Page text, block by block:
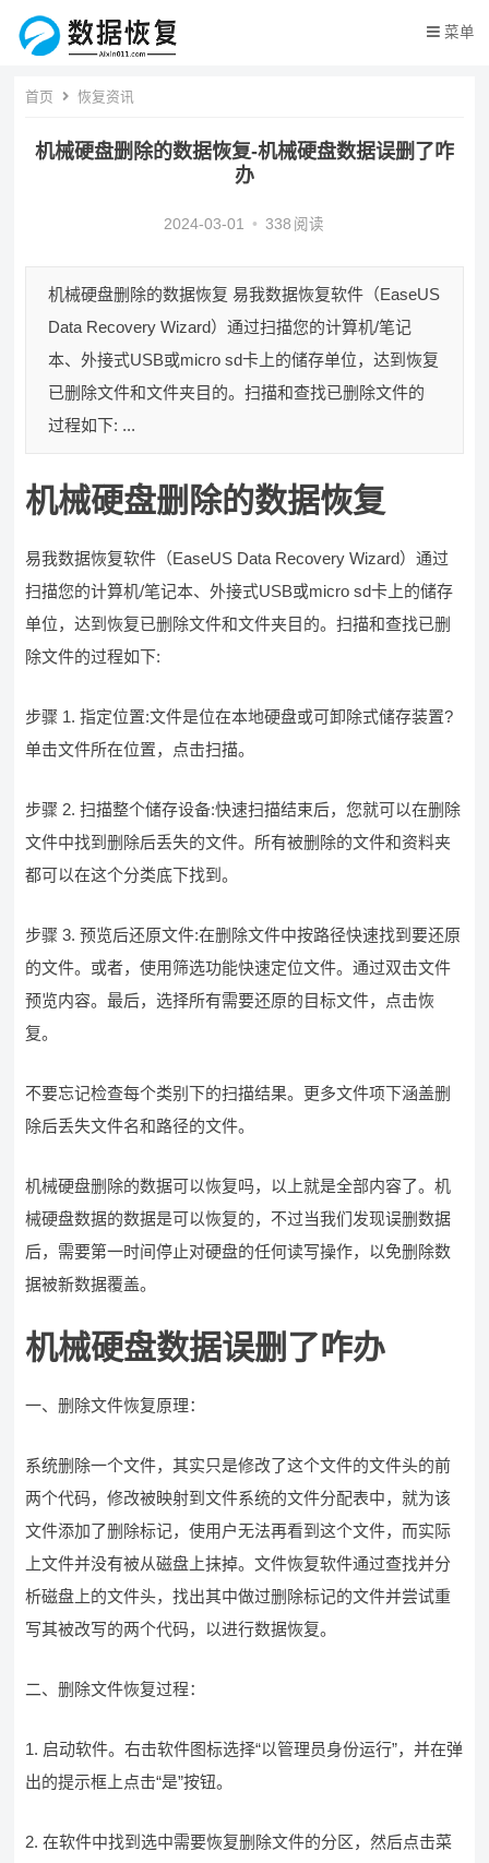
菜单
首页 恢复资讯
机械硬盘删除的数据恢复-机械硬盘数据误删了咋
办
2024-03-01 • 338 阅读
机械硬盘删除的数据恢复 易我数据恢复软件（EaseUS
Data Recovery Wizard）通过扫描您的计算机/笔记
本、外接式USB或micro sd卡上的储存单位，达到恢复
已删除文件和文件夹目的。扫描和查找已删除文件的
过程如下: ...
机械硬盘删除的数据恢复
易我数据恢复软件（EaseUS Data Recovery Wizard）通过
扫描您的计算机/笔记本、外接式USB或micro sd卡上的储存
单位，达到恢复已删除文件和文件夹目的。扫描和查找已删
除文件的过程如下:
步骤 1. 指定位置:文件是位在本地硬盘或可卸除式储存装置?
单击文件所在位置，点击扫描。
步骤 2. 扫描整个储存设备:快速扫描结束后，您就可以在删除
文件中找到删除后丢失的文件。所有被删除的文件和资料夹
都可以在这个分类底下找到。
步骤 3. 预览后还原文件:在删除文件中按路径快速找到要还原
的文件。或者，使用筛选功能快速定位文件。通过双击文件
预览内容。最后，选择所有需要还原的目标文件，点击恢
复。
不要忘记检查每个类别下的扫描结果。更多文件项下涵盖删
除后丢失文件名和路径的文件。
机械硬盘删除的数据可以恢复吗，以上就是全部内容了。机
械硬盘数据的数据是可以恢复的，不过当我们发现误删数据
后，需要第一时间停止对硬盘的任何读写操作，以免删除数
据被新数据覆盖。
机械硬盘数据误删了咋办
一、删除文件恢复原理：
系统删除一个文件，其实只是修改了这个文件的文件头的前
两个代码，修改被映射到文件系统的文件分配表中，就为该
文件添加了删除标记，使用户无法再看到这个文件，而实际
上文件并没有被从磁盘上抹掉。文件恢复软件通过查找并分
析磁盘上的文件头，找出其中做过删除标记的文件并尝试重
写其被改写的两个代码，以进行数据恢复。
二、删除文件恢复过程：
1. 启动软件。右击软件图标选择“以管理员身份运行”，并在弹
出的提示框上点击“是”按钮。
2. 在软件中找到选中需要恢复删除文件的分区，然后点击菜